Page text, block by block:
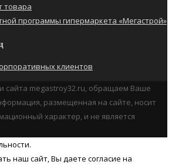
товара
программы гипермаркета «Мегастрой»
клиентов
сайта megastroy32.ru, обращаем Ваше
размещенная на сайте, носит
характер, и не является
наш cайт, Вы даете согласие на